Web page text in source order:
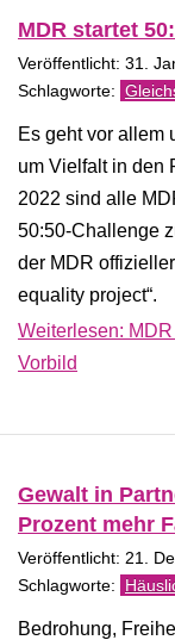
MDR startet
Veröffentlicht: 31.
Es geht vor allem
um Vielfalt in den
2022 sind alle
50:50-Challenge
der MDR
equality project“.
Weiterlesen:
Vorbild
Gewalt in
Prozent mehr
Veröffentlicht: 21.
Bedrohung,